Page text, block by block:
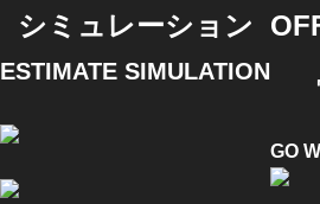
シミュレーション
ESTIMATE SIMULATION
GO